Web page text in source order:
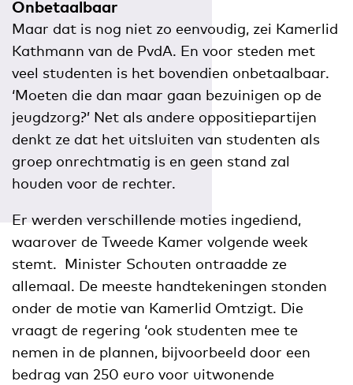
Onbetaalbaar
Maar dat is nog niet zo eenvoudig, zei Kamerlid
Kathmann van de PvdA. En voor steden met
veel studenten is het bovendien onbetaalbaar.
‘Moeten die dan maar gaan bezuinigen op de
jeugdzorg?’ Net als andere oppositiepartijen
denkt ze dat het uitsluiten van studenten als
groep onrechtmatig is en geen stand zal
houden voor de rechter.
Er werden verschillende moties ingediend,
waarover de Tweede Kamer volgende week
stemt. Minister Schouten ontraadde ze
allemaal. De meeste handtekeningen stonden
onder de motie van Kamerlid Omtzigt. Die
vraagt de regering ‘ook studenten mee te
nemen in de plannen, bijvoorbeeld door een
bedrag van 250 euro voor uitwonende